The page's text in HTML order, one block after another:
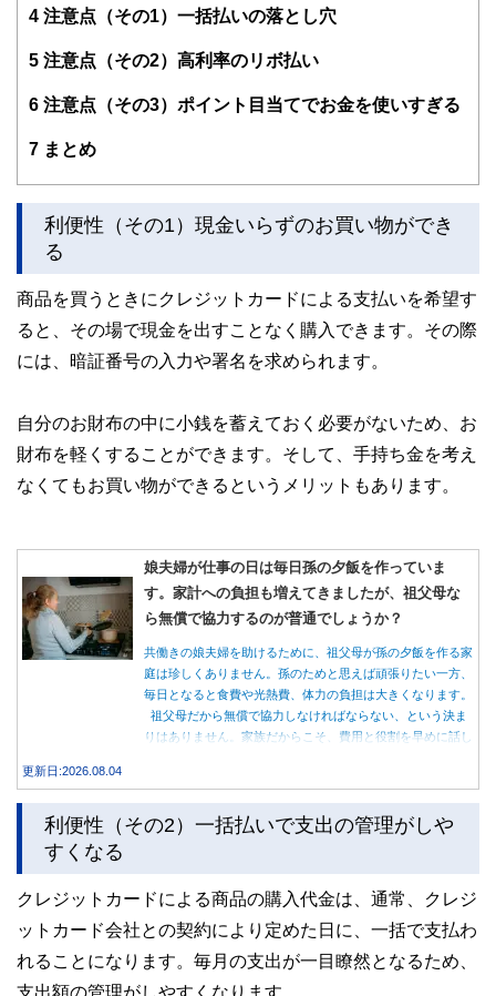
4 注意点（その1）一括払いの落とし穴
5 注意点（その2）高利率のリボ払い
6 注意点（その3）ポイント目当てでお金を使いすぎる
7 まとめ
利便性（その1）現金いらずのお買い物ができ
る
商品を買うときにクレジットカードによる支払いを希望す
ると、その場で現金を出すことなく購入できます。その際
には、暗証番号の入力や署名を求められます。
自分のお財布の中に小銭を蓄えておく必要がないため、お
財布を軽くすることができます。そして、手持ち金を考え
なくてもお買い物ができるというメリットもあります。
娘夫婦が仕事の日は毎日孫の夕飯を作っていま
す。家計への負担も増えてきましたが、祖父母な
ら無償で協力するのが普通でしょうか？
共働きの娘夫婦を助けるために、祖父母が孫の夕飯を作る家
庭は珍しくありません。孫のためと思えば頑張りたい一方、
毎日となると食費や光熱費、体力の負担は大きくなります。
祖父母だから無償で協力しなければならない、という決ま
りはありません。家族だからこそ、費用と役割を早めに話し
更新日:2026.08.04
利便性（その2）一括払いで支出の管理がしや
すくなる
クレジットカードによる商品の購入代金は、通常、クレジ
ットカード会社との契約により定めた日に、一括で支払わ
れることになります。毎月の支出が一目瞭然となるため、
支出額の管理がしやすくなります。